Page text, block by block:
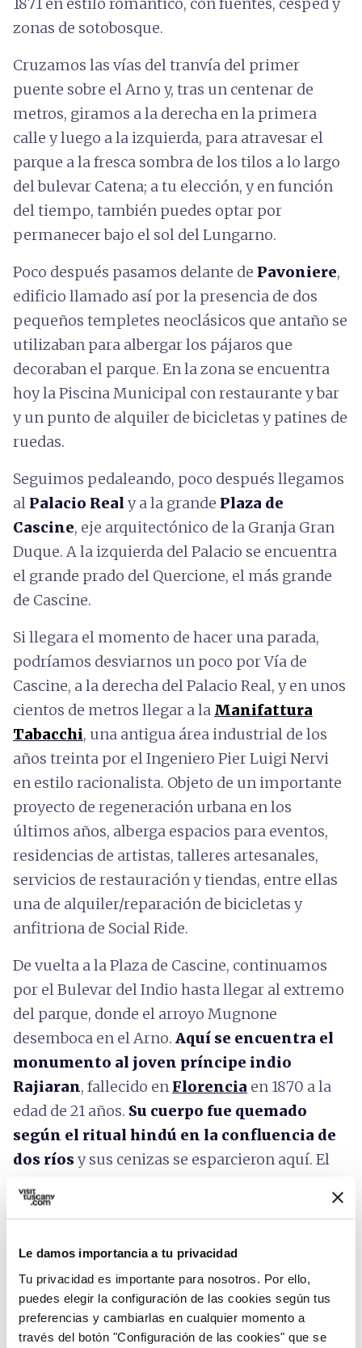
Le damos importancia a tu privacidad
Tu privacidad es importante para nosotros. Por ello,
puedes elegir la configuración de las cookies según tus
preferencias y cambiarlas en cualquier momento a
través del botón "Configuración de las cookies" que se
zonas de sotobosque.
Cruzamos las vías del tranvía del primer
puente sobre el Arno y, tras un centenar de
metros, giramos a la derecha en la primera
calle y luego a la izquierda, para atravesar el
parque a la fresca sombra de los tilos a lo largo
del bulevar Catena; a tu elección, y en función
del tiempo, también puedes optar por
permanecer bajo el sol del Lungarno.
Poco después pasamos delante de Pavoniere,
edificio llamado así por la presencia de dos
pequeños templetes neoclásicos que antaño se
utilizaban para albergar los pájaros que
decoraban el parque. En la zona se encuentra
hoy la Piscina Municipal con restaurante y bar
y un punto de alquiler de bicicletas y patines de
ruedas.
Seguimos pedaleando, poco después llegamos
al Palacio Real y a la grande Plaza de
Cascine, eje arquitectónico de la Granja Gran
Duque. A la izquierda del Palacio se encuentra
el grande prado del Quercione, el más grande
de Cascine.
Si llegara el momento de hacer una parada,
podríamos desviarnos un poco por Vía de
Cascine, a la derecha del Palacio Real, y en unos
cientos de metros llegar a la Manifattura
Tabacchi, una antigua área industrial de los
años treinta por el Ingeniero Pier Luigi Nervi
en estilo racionalista. Objeto de un importante
proyecto de regeneración urbana en los
últimos años, alberga espacios para eventos,
residencias de artistas, talleres artesanales,
servicios de restauración y tiendas, entre ellas
una de alquiler/reparación de bicicletas y
anfitriona de Social Ride.
De vuelta a la Plaza de Cascine, continuamos
por el Bulevar del Indio hasta llegar al extremo
del parque, donde el arroyo Mugnone
desemboca en el Arno. Aquí se encuentra el
monumento al joven príncipe indio
Rajiaran, fallecido en Florencia en 1870 a la
edad de 21 años. Su cuerpo fue quemado
según el ritual hindú en la confluencia de
dos ríosy sus cenizas se esparcieron aquí. El
eventos y un punto de descanso.
Para iniciar el regreso cruzamos la pasarela
llegamos bajo el Puente del Indio . El
viaducto esuno de los puentes atirantados
más importantes de Italia (es decir,